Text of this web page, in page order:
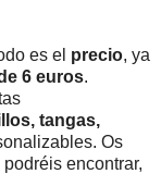
es el precio, ya
6 euros.
tangas,
Os
encontrar,